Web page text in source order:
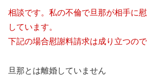
相談です。私の不倫で旦那が相手に
しています。
下記の場合慰謝料請求は成り立つの
旦那とは離婚していません